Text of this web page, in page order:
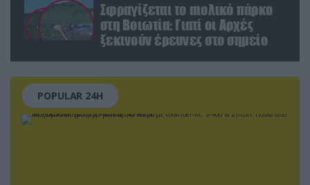
Σφραγίζεται το αιολικό πάρκο
στη Βοιωτία: Γιατί οι Αρχές
ξεκινούν έρευνες στο σημείο
POPULAR 24H